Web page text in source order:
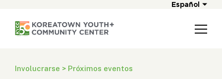
Español
Involucrarse > Próximos eventos